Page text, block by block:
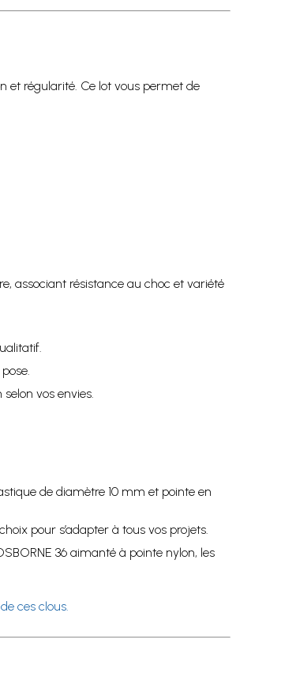
et régularité. Ce lot vous permet de
associant résistance au choc et variété
vos envies.
de diamètre 10 mm et pointe en
pour s’adapter à tous vos projets.
36 aimanté à pointe nylon, les
ces clous.